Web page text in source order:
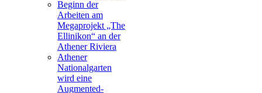
Beginn der
Arbeiten am
Megaprojekt „The
Ellinikon“ an der
Athener Riviera
Athener
Nationalgarten
wird eine
Augmented-